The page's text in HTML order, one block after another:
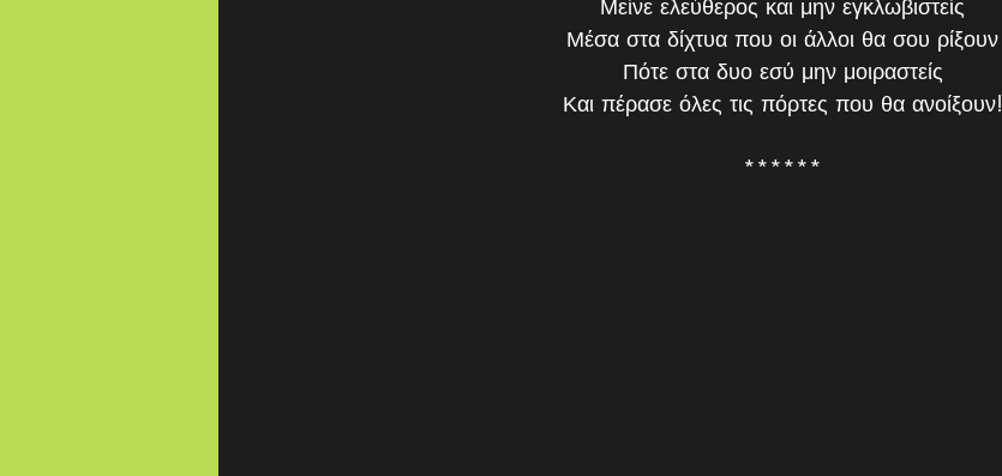
Μείνε ελεύθερος και μην εγκλωβιστείς
Μέσα στα δίχτυα που οι άλλοι θα σου ρίξουν
Πότε στα δυο εσύ μην μοιραστείς
Και πέρασε όλες τις πόρτες που θα ανοίξουν!
******